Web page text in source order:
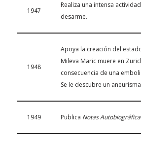
1947
Realiza una intensa
desarme.
1948
Apoya la creación del
Mileva Maric muere en
consecuencia de una
Se le descubre un
1949 Publica Notas